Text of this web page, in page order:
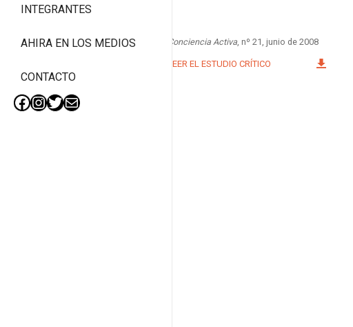
INTEGRANTES
AHIRA EN LOS MEDIOS
CONTACTO
Facebook
Instagram
Twitter
Mail
Conciencia Activa, nº 21, junio de 2008
LEER EL ESTUDIO CRÍTICO